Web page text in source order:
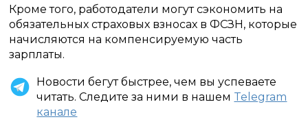
Кроме того, работодатели могут сэкономить на
обязательных страховых взносах в ФСЗН, которые
начисляются на компенсируемую часть
зарплаты.
Новости бегут быстрее, чем вы успеваете
читать. Следите за ними в нашем Telegram
канале